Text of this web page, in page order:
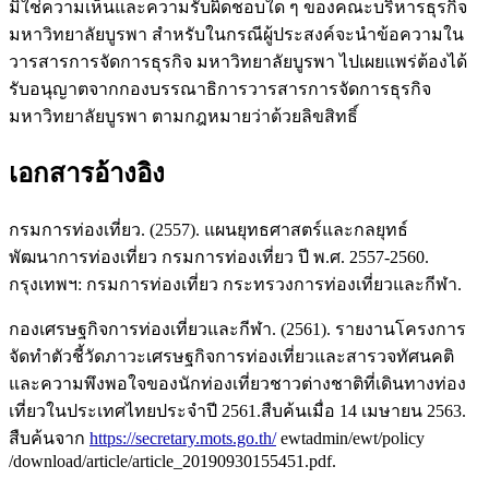
มิใช่ความเห็นและความรับผิดชอบใด ๆ ของคณะบริหารธุรกิจ
มหาวิทยาลัยบูรพา สำหรับในกรณีผู้ประสงค์จะนำข้อความใน
วารสารการจัดการธุรกิจ มหาวิทยาลัยบูรพา ไปเผยแพร่ต้องได้
รับอนุญาตจากกองบรรณาธิการวารสารการจัดการธุรกิจ
มหาวิทยาลัยบูรพา ตามกฎหมายว่าด้วยลิขสิทธิ์
เอกสารอ้างอิง
กรมการท่องเที่ยว. (2557). แผนยุทธศาสตร์และกลยุทธ์
พัฒนาการท่องเที่ยว กรมการท่องเที่ยว ปี พ.ศ. 2557-2560.
กรุงเทพฯ: กรมการท่องเที่ยว กระทรวงการท่องเที่ยวและกีฬา.
กองเศรษฐกิจการท่องเที่ยวและกีฬา. (2561). รายงานโครงการ
จัดทำตัวชี้วัดภาวะเศรษฐกิจการท่องเที่ยวและสารวจทัศนคติ
และความพึงพอใจของนักท่องเที่ยวชาวต่างชาติที่เดินทางท่อง
เที่ยวในประเทศไทยประจำปี 2561.สืบค้นเมื่อ 14 เมษายน 2563.
สืบค้นจาก https://secretary.mots.go.th/ewtadmin/ewt/policy
/download/article/article_20190930155451.pdf.